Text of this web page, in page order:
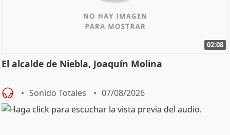
02:08
El alcalde de Niebla, Joaquín Molina
Sonido Totales 07/08/2026